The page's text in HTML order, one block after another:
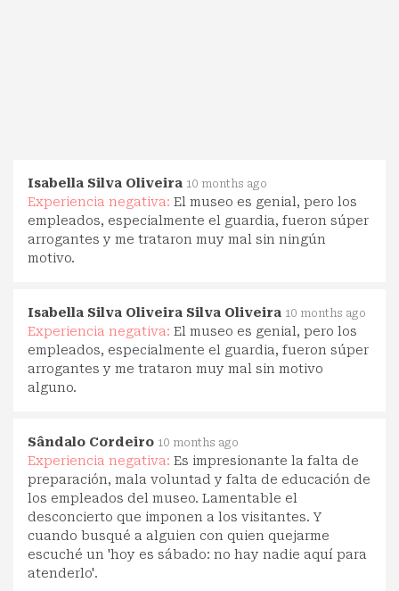
Isabella Silva Oliveira 10 months ago
Experiencia negativa: El museo es genial, pero los
empleados, especialmente el guardia, fueron súper
arrogantes y me trataron muy mal sin ningún
motivo.
Isabella Silva Oliveira Silva Oliveira 10 months ago
Experiencia negativa: El museo es genial, pero los
empleados, especialmente el guardia, fueron súper
arrogantes y me trataron muy mal sin motivo
alguno.
Sândalo Cordeiro 10 months ago
Experiencia negativa: Es impresionante la falta de
preparación, mala voluntad y falta de educación de
los empleados del museo. Lamentable el
desconcierto que imponen a los visitantes. Y
cuando busqué a alguien con quien quejarme
escuché un 'hoy es sábado: no hay nadie aquí para
atenderlo'.